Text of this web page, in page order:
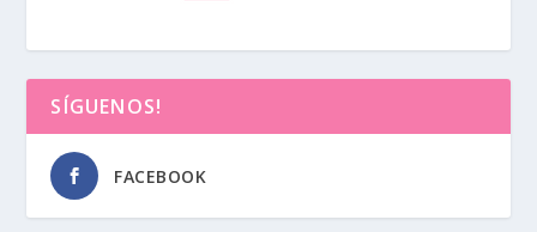
SÍGUENOS!
FACEBOOK